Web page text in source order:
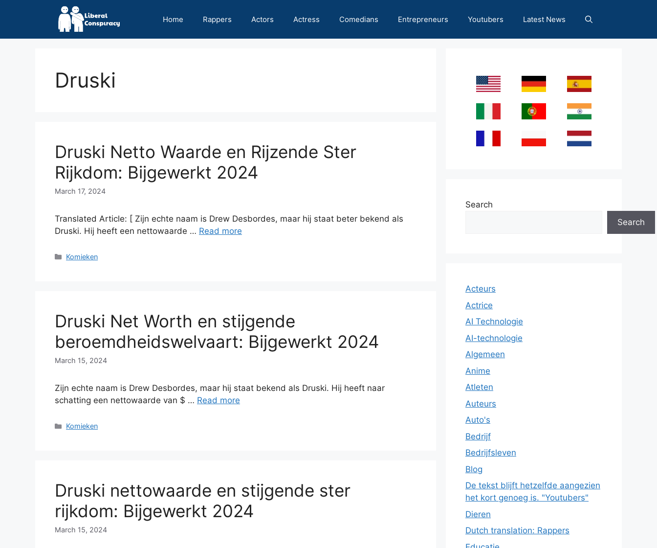
Home Rappers Actors Actress Comedians Entrepreneurs Youtubers Latest News
Druski
Druski Netto Waarde en Rijzende Ster
Rijkdom: Bijgewerkt 2024
March 17, 2024
Translated Article: [ Zijn echte naam is Drew Desbordes, maar hij staat beter bekend als
Druski. Hij heeft een nettowaarde … Read more
Categories
Komieken
Druski Net Worth en stijgende
beroemdheidswelvaart: Bijgewerkt 2024
March 15, 2024
Zijn echte naam is Drew Desbordes, maar hij staat bekend als Druski. Hij heeft naar
schatting een nettowaarde van $ … Read more
Categories
Komieken
Druski nettowaarde en stijgende ster
rijkdom: Bijgewerkt 2024
March 15, 2024
Search
Search
Acteurs
Actrice
AI Technologie
AI-technologie
Algemeen
Anime
Atleten
Auteurs
Auto's
Bedrijf
Bedrijfsleven
Blog
De tekst blijft hetzelfde aangezien
het kort genoeg is. "Youtubers"
Dieren
Dutch translation: Rappers